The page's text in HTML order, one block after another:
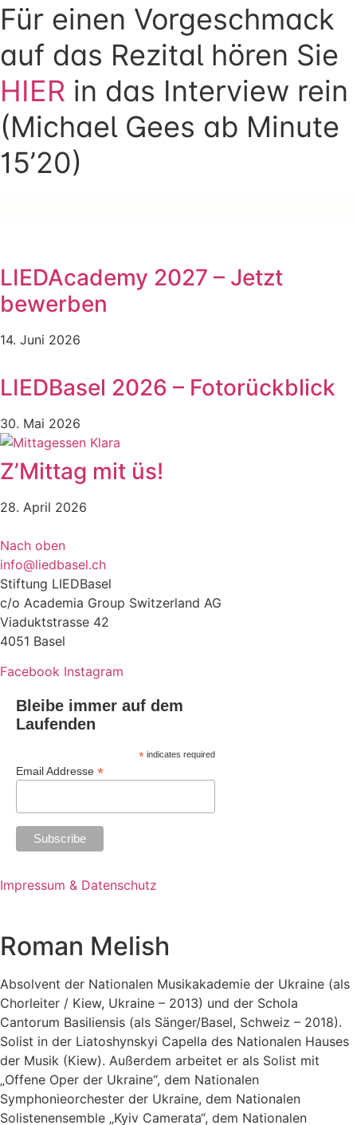
Für einen Vorgeschmack
auf das Rezital hören Sie
HIER in das Interview rein
(Michael Gees ab Minute
15’20)
LIEDAcademy 2027 – Jetzt
bewerben
14. Juni 2026
LIEDBasel 2026 – Fotorückblick
30. Mai 2026
Z’Mittag mit üs!
28. April 2026
Nach oben
info@liedbasel.ch
Stiftung LIEDBasel
c/o Academia Group Switzerland AG
Viaduktstrasse 42
4051 Basel
Facebook Instagram
Bleibe immer auf dem
Laufenden
*indicates required
Email Addresse *
Impressum & Datenschutz
Roman Melish
Absolvent der Nationalen Musikakademie der Ukraine (als
Chorleiter / Kiew, Ukraine – 2013) und der Schola
Cantorum Basiliensis (als Sänger/Basel, Schweiz – 2018).
Solist in der Liatoshynskyi Capella des Nationalen Hauses
der Musik (Kiew). Außerdem arbeitet er als Solist mit
„Offene Oper der Ukraine“, dem Nationalen
Symphonieorchester der Ukraine, dem Nationalen
Solistenensemble „Kyiv Camerata“, dem Nationalen